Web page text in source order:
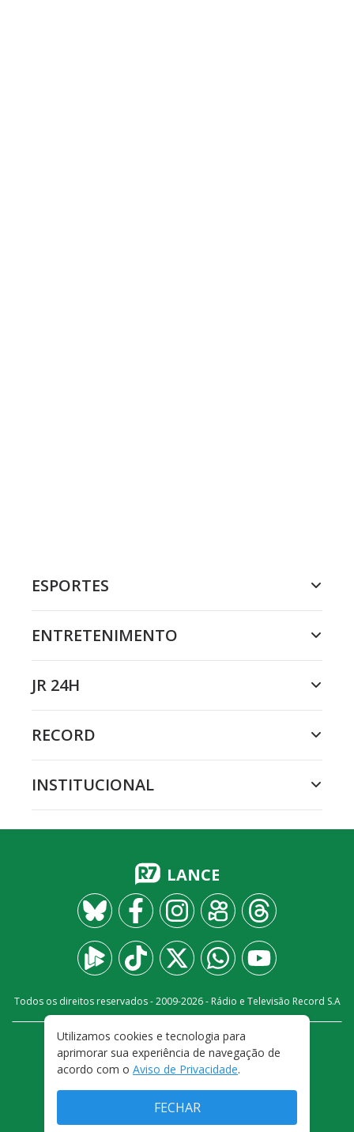
ESPORTES
ENTRETENIMENTO
JR 24H
RECORD
INSTITUCIONAL
LANCE
Todos os direitos reservados - 2009-2026- Rádio e Televisão Record S.A
FALE CONOSCO
PRIVACIDADE
TERMOS E CONDIÇÕES DE USO
Utilizamos cookies e tecnologia para
aprimorar sua experiência de navegação de
acordo com o Aviso de Privacidade.
FECHAR